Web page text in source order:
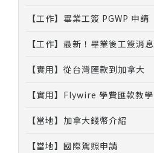
【工作】畢業工簽 PGWP 申請
【工作】最新！畢業後工簽消息
【實用】從台灣匯款到加拿大
【實用】Flywire 學費匯款教學
【當地】加拿大錢幣介紹
【當地】國際駕照申請